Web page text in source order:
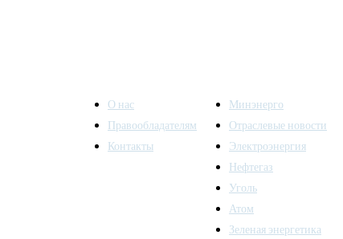
О нас
Правообладателям
Контакты
Минэнерго
Отраслевые новости
Электроэнергия
Нефтегаз
Уголь
Атом
Зеленая энергетика